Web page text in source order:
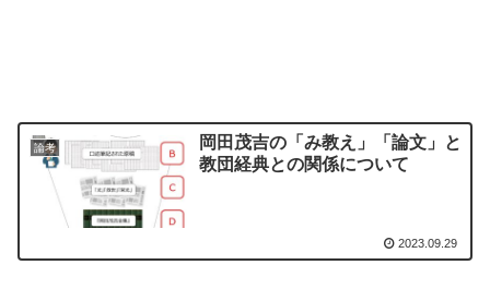
論考
岡田茂吉の「み教え」「論文」と
教団経典との関係について
2023.09.29